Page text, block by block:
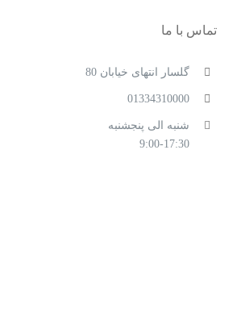
تماس با ما
گلسار انتهای خیابان 80
01334310000
شنبه الی پنجشنبه
9:00-17:30